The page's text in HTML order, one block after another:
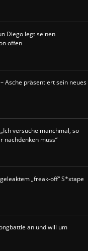
Diego legt seinen
offen
Asche präsentiert sein neues
versuche manchmal, so
nachdenken muss“
„freak-off“ S*xtape
an und will um